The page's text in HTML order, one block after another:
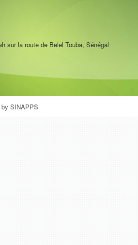
sur la route de Belel Touba, Sénégal
by SINAPPS